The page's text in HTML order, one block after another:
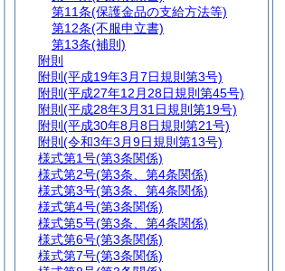
第11条(保護金品の支給方法等)
第12条(不服申立書)
第13条(補則)
附則
附則 (平成19年3月7日規則第3号)
附則 (平成27年12月28日規則第45号)
附則 (平成28年3月31日規則第19号)
附則 (平成30年8月8日規則第21号)
附則 (令和3年3月9日規則第13号)
様式第1号(第3条関係)
様式第2号(第3条、第4条関係)
様式第3号(第3条、第4条関係)
様式第4号(第3条関係)
様式第5号(第3条、第4条関係)
様式第6号(第3条関係)
様式第7号(第3条関係)